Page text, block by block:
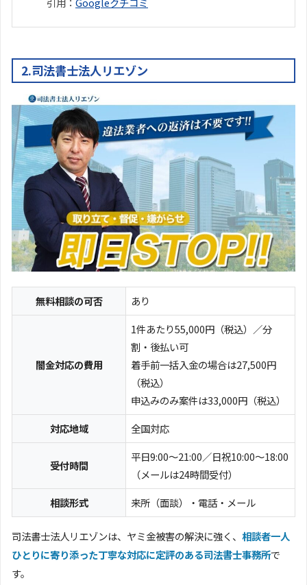
2.司法書士法人リエゾン
無料相談の可否 あり
闇金対応の費用
1件あたり55,000円（税込）／分
割・後払い可
着手前一括入金の場合は27,500円
（税込）
申込みのみ案件は33,000円（税込）
対応地域
全国対応
受付時間
平日9:00〜21:00／日祝10:00〜18:00
（メールは24時間受付）
相談形式
来所（面談）・電話・メール
司法書士法人リエゾンは、ヤミ金被害の解決に強く、 相談者一人
ひとりに寄り添った丁寧な対応に定評のある司法書士事務所で
す。